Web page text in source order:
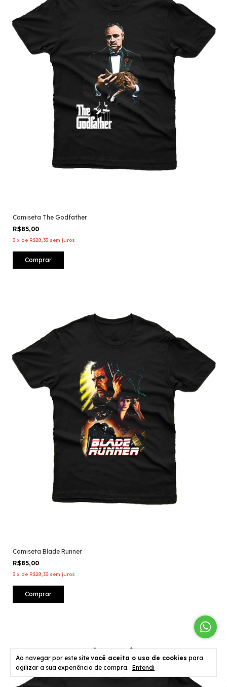
Ao navegar por este site você aceita o uso de cookies para
agilizar a sua experiência de compra. Entendi
Camiseta The Godfather
R$85,00
3 x de R$28,33 sem juros
Comprar
Camiseta Blade Runner
R$85,00
3 x de R$28,33 sem juros
Comprar